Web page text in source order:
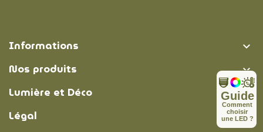
Informations 
Nos produits 
Lumière et Déco 
Légal 
Comment
choisir
une LED ?
Guide